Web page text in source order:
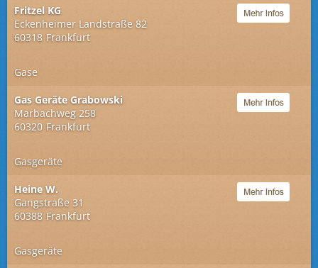
Fritzel KG
Eckenheimer Landstraße 82
60318 Frankfurt
Gase
Gas Geräte Grabowski
Marbachweg 258
60320 Frankfurt
Gasgeräte
Heine W.
Gangstraße 31
60388 Frankfurt
Gasgeräte